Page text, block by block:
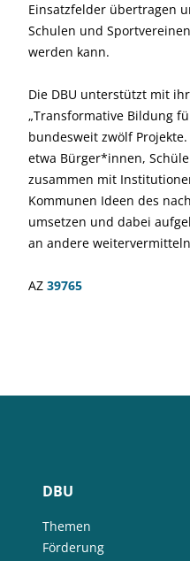
Einsatzfelder übertragen
Schulen und
werden kann.
Die DBU unterstützt mit
„Transformative Bildung
bundesweit zwölf
etwa Bürger*innen,
zusammen mit
Kommunen Ideen des
umsetzen und dabei
an andere
AZ 39765
DBU
Themen
Förderung